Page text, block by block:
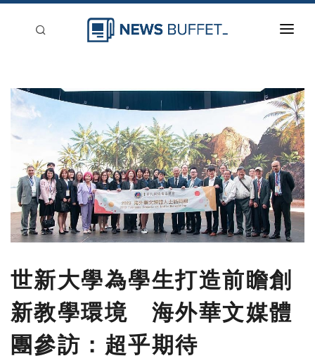
新聞稿分類
登入
刊登
世新大學為學生打造前瞻創
新教學環境 海外華文媒體
團參訪：超乎期待